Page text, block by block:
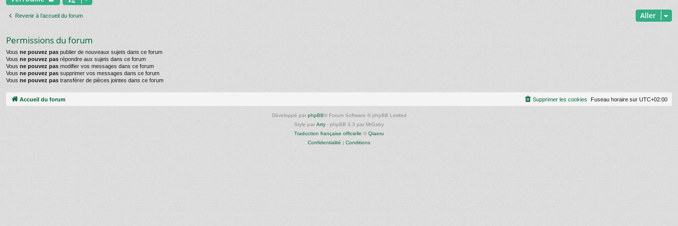
Revenir à l’accueil du forum Aller
Permissions du forum
Vous ne pouvez pas publier de nouveaux sujets dans ce forum
Vous ne pouvez pas répondre aux sujets dans ce forum
Vous ne pouvez pas modifier vos messages dans ce forum
Vous ne pouvez pas supprimer vos messages dans ce forum
Vous ne pouvez pas transférer de pièces jointes dans ce forum
Accueil du forum Fuseau horaire sur UTC+02:00
Supprimer les cookies
Développé par phpBB® Forum Software © phpBB Limited
Style par Arty - phpBB 3.3 par MrGaby
Traduction française officielle © Qiaeru
Confidentialité | Conditions